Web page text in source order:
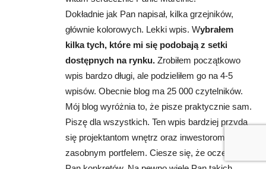
Dokładnie jak Pan napisał, kilka grzejników,
głównie kolorowych. Lekki wpis. Wybrałem
kilka tych, które mi się podobają z setki
dostępnych na rynku. Zrobiłem początkowo
wpis bardzo długi, ale podzieliłem go na 4-5
wpisów. Obecnie blog ma 25 000 czytelników.
Mój blog wyróżnia to, że pisze praktycznie sam.
Piszę dla wszystkich. Ten wpis bardziej przyda
się projektantom wnętrz oraz inwestorom z
zasobnym portfelem. Ciesze się, że oczekuje